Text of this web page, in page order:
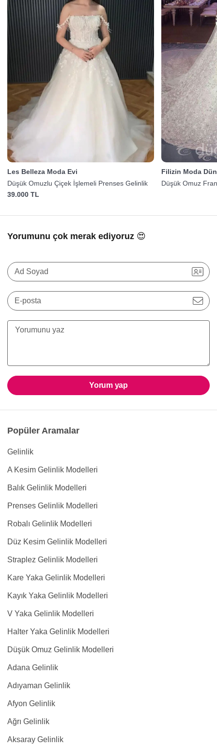
Les Belleza Moda Evi
Düşük Omuzlu Çiçek İşlemeli Prenses Gelinlik
39.000 TL
Filizin Moda
Düşük Omuz
Yorumunu çok merak ediyoruz 😍
Ad Soyad
E-posta
Yorum yap
Popüler Aramalar
Gelinlik
A Kesim Gelinlik Modelleri
Balık Gelinlik Modelleri
Prenses Gelinlik Modelleri
Robalı Gelinlik Modelleri
Düz Kesim Gelinlik Modelleri
Straplez Gelinlik Modelleri
Kare Yaka Gelinlik Modelleri
Kayık Yaka Gelinlik Modelleri
V Yaka Gelinlik Modelleri
Halter Yaka Gelinlik Modelleri
Düşük Omuz Gelinlik Modelleri
Adana Gelinlik
Adıyaman Gelinlik
Afyon Gelinlik
Ağrı Gelinlik
Aksaray Gelinlik